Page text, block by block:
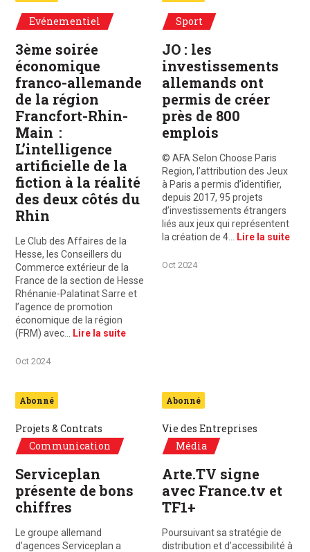
Evénementiel
3ème soirée
économique
franco-allemande
de la région
Francfort-Rhin-
Main :
L’intelligence
artificielle de la
fiction à la réalité
des deux côtés du
Rhin
Le Club des Affaires de la
Hesse, les Conseillers du
Commerce extérieur de la
France de la section de Hesse
Rhénanie-Palatinat Sarre et
l’agence de promotion
économique de la région
(FRM) avec…
Lire la suite
Oct 2024
Sport
JO : les
investissements
allemands ont
permis de créer
près de 800
emplois
© AFA Selon Choose Paris
Region, l’attribution des Jeux
à Paris a permis d’identifier,
depuis 2017, 95 projets
d’investissements étrangers
liés aux jeux qui représentent
la création de 4…
Lire la suite
Oct 2024
Abonné
Projets & Contrats
Communication
Serviceplan
présente de bons
chiffres
Le groupe allemand
d’agences Serviceplan a
Abonné
Vie des Entreprises
Média
Arte.TV signe
avec France.tv et
TF1+
Poursuivant sa stratégie de
distribution et d’accessibilité à